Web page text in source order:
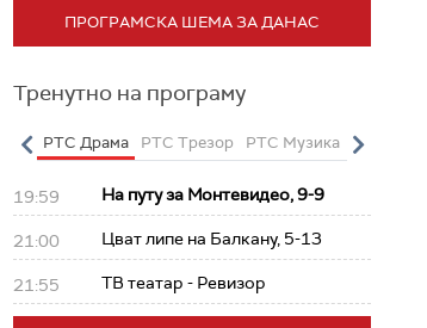
ПРОГРАМСКА ШЕМА ЗА ДАНАС
Тренутно на програму
РТС Драма РТС Трезор РТС Музика РТС
19:59 На путу за Монтевидео, 9-9
21:00 Цват липе на Балкану, 5-13
21:55 ТВ театар - Ревизор